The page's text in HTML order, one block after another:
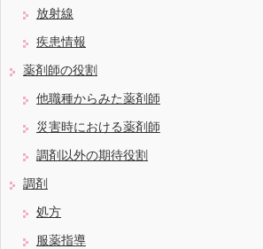
放射線
疾患情報
薬剤師の役割
他職種からみた薬剤師
災害時における薬剤師
調剤以外の期待役割
調剤
処方
服薬指導